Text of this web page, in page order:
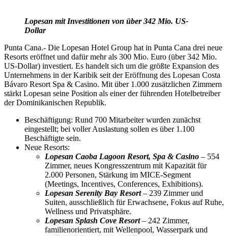
Lopesan mit Investitionen von über 342 Mio. US-
Dollar
Punta Cana.- Die Lopesan Hotel Group hat in Punta Cana drei neue
Resorts eröffnet und dafür mehr als 300 Mio. Euro (über 342 Mio.
US-Dollar) investiert. Es handelt sich um die größte Expansion des
Unternehmens in der Karibik seit der Eröffnung des Lopesan Costa
Bávaro Resort Spa & Casino. Mit über 1.000 zusätzlichen Zimmern
stärkt Lopesan seine Position als einer der führenden Hotelbetreiber
der Dominikanischen Republik.
Beschäftigung: Rund 700 Mitarbeiter wurden zunächst
eingestellt; bei voller Auslastung sollen es über 1.100
Beschäftigte sein.
Neue Resorts:
Lopesan Caoba Lagoon Resort, Spa & Casino – 554
Zimmer, neues Kongresszentrum mit Kapazität für
2.000 Personen, Stärkung im MICE-Segment
(Meetings, Incentives, Conferences, Exhibitions).
Lopesan Serenity Bay Resort– 239 Zimmer und
Suiten, ausschließlich für Erwachsene, Fokus auf Ruhe,
Wellness und Privatsphäre.
Lopesan Splash Cove Resort– 242 Zimmer,
familienorientiert, mit Wellenpool, Wasserpark und